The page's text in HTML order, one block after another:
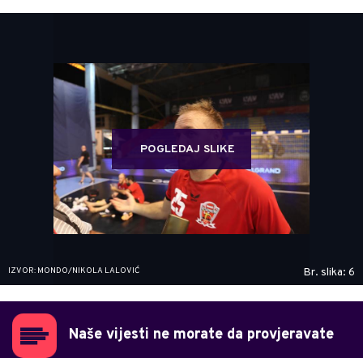
POGLEDAJ SLIKE
IZVOR: MONDO/NIKOLA LALOVIĆ Br. slika: 6
Naše vijesti ne morate da provjeravate